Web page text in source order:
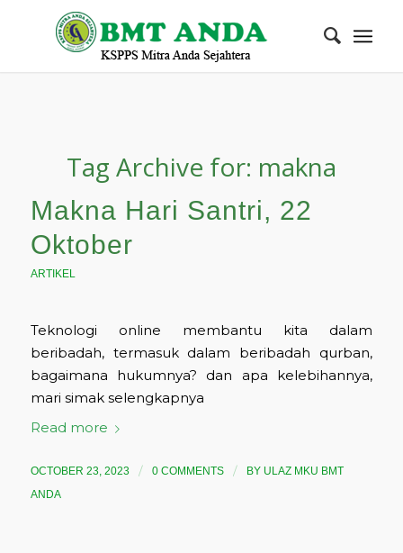
Tag Archive for: makna
Makna Hari Santri, 22
Oktober
ARTIKEL
Teknologi online membantu kita dalam
beribadah, termasuk dalam beribadah qurban,
bagaimana hukumnya? dan apa kelebihannya,
mari simak selengkapnya
Read more
OCTOBER 23, 2023 / 0 COMMENTS / BY ULAZ MKU BMT
ANDA